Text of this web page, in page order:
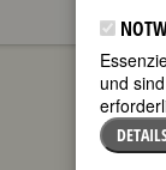
Emma
und